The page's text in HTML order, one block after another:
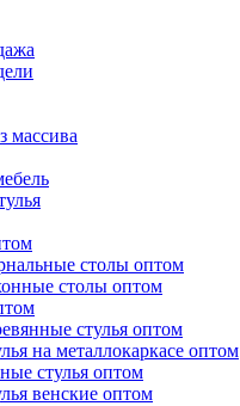
массива
столы оптом
столы оптом
стулья оптом
на металлокаркасе оптом
стулья оптом
венские оптом